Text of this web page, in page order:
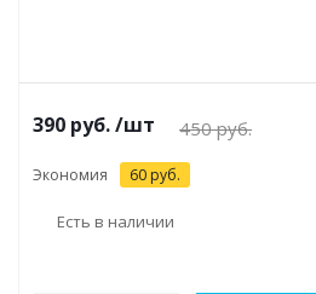
390 руб./шт 450руб.
Экономия 60 руб.
Есть в наличии